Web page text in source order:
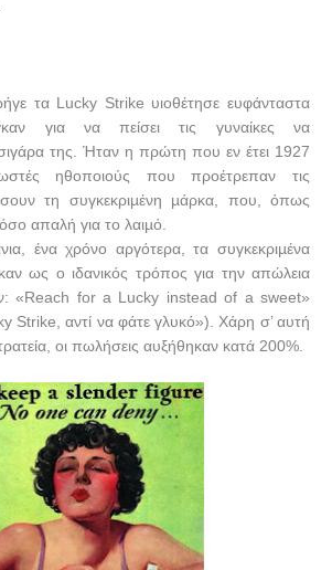
τα Lucky Strike υιοθέτησε ευφάνταστα
για να πείσει τις γυναίκες να
της. Ήταν η πρώτη που εν έτει 1927
ηθοποιούς που προέτρεπαν τις
τη συγκεκριµένη µάρκα, που, όπως
απαλή για το λαιµό.
ένα χρόνο αργότερα, τα συγκεκριµένα
ως ο ιδανικός τρόπος για την απώλεια
«Reach for a Lucky instead of a sweet»
Strike , αντί να φάτε γλυκό»). Χάρη σ’ αυτή
οι πωλήσεις αυξήθηκαν κατά 200%.